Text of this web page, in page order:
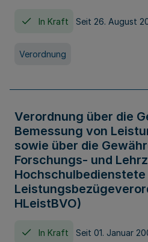
In Kraft Seit 26. August
Verordnung
Verordnung über die
Bemessung von
sowie über die
Forschungs- und
HLeistBVO)
In Kraft Seit 01. Januar